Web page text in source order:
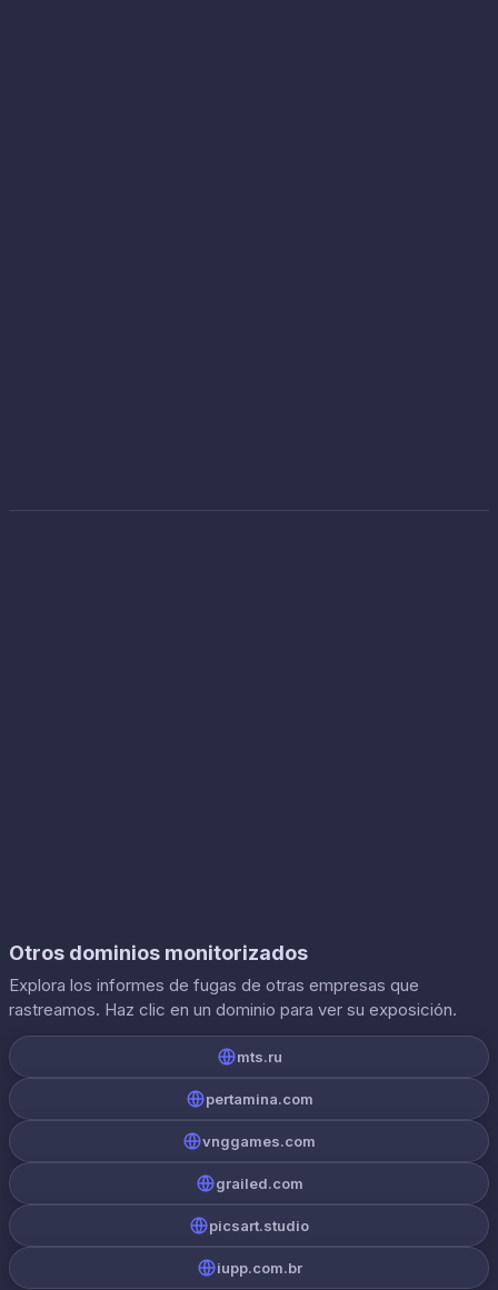
Otros dominios monitorizados
Explora los informes de fugas de otras empresas que
rastreamos. Haz clic en un dominio para ver su exposición.
mts.ru
pertamina.com
vnggames.com
grailed.com
picsart.studio
iupp.com.br